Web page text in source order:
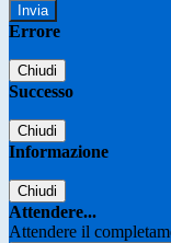
Errore
Chiudi
Successo
Chiudi
Informazione
Chiudi
Attendere...
Attendere il